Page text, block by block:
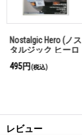
Nostalgic Hero (ノス
タルジック ヒーロ
495円(税込)
レビュー